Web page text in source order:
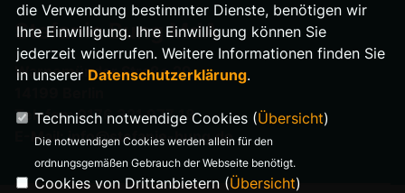
Stefanie Bung MdA
Warnemünder Straße 29
Telefon: 0176 321 977 18
E-Mail: info@stefanie-bung.de
die Verwendung bestimmter Dienste, benötigen wir
Ihre Einwilligung. Ihre Einwilligung können Sie
jederzeit widerrufen. Weitere Informationen finden Sie
in unserer Datenschutzerklärung.
Technisch notwendige Cookies (Übersicht)
Die notwendigen Cookies werden allein für den
ordnungsgemäßen Gebrauch der Webseite benötigt.
Cookies von Drittanbietern (Übersicht)